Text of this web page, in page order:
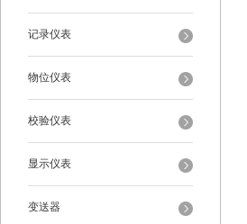
记录仪表
物位仪表
校验仪表
显示仪表
变送器